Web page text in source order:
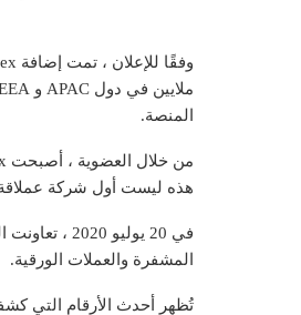
المنصة.
هذه ليست أول شركة عملاقة
المشفرة والعملات الورقية.